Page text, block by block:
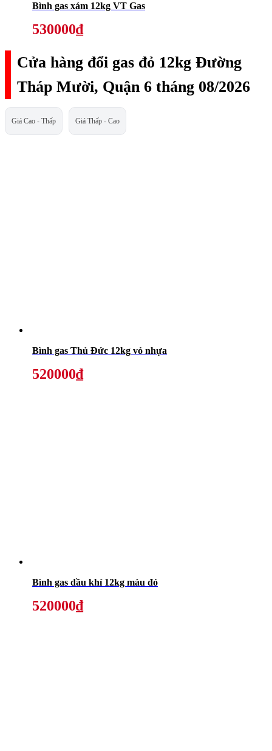
Bình gas xám 12kg VT Gas
530000₫
Cửa hàng đổi gas đỏ 12kg Đường
Tháp Mười, Quận 6 tháng 08/2026
Giá Cao - Thấp Giá Thấp - Cao
Bình gas Thủ Đức 12kg vỏ nhựa
520000₫
Bình gas dầu khí 12kg màu đỏ
520000₫